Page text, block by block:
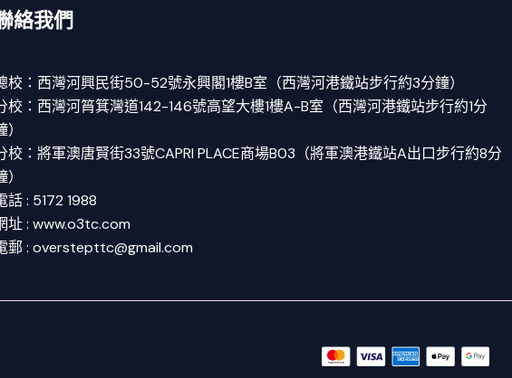
絡我們
校：西灣河興民街50-52號永興閣1樓B室（西灣河港鐵站步行約3分鐘）
校：西灣河筲箕灣道142-146號高望大樓1樓A-B室（西灣河港鐵站步行約1分
）
校：將軍澳唐賢街33號CAPRI PLACE商場B03（將軍澳港鐵站A出口步行約8分
）
話 : 5172 1988
址 : www.o3tc.com
郵 : overstepttc@gmail.com